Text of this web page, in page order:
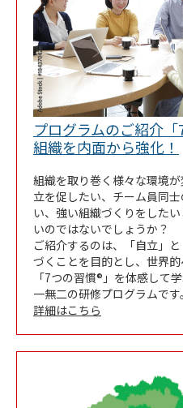
プログラムのご紹介
組織を内面から強化！
組織を取り巻く様々な環境
立を促したい、チーム員同
い、強い組織づくりをした
いのではないでしょうか？
ご紹介するのは、「自立」
づくことを目的とし、世界
「7つの習慣®」を体感して
一無二の研修プログラムです。
詳細はこちら